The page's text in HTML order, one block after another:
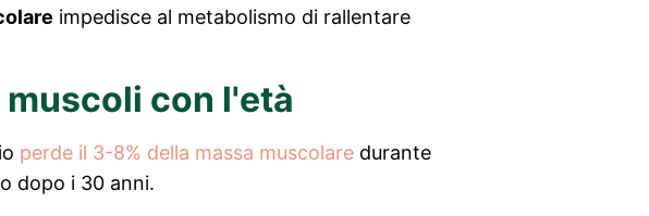
impedisce al metabolismo di rallentare
con l'età
perde il 3-8% della massa muscolare durante
dopo i 30 anni.